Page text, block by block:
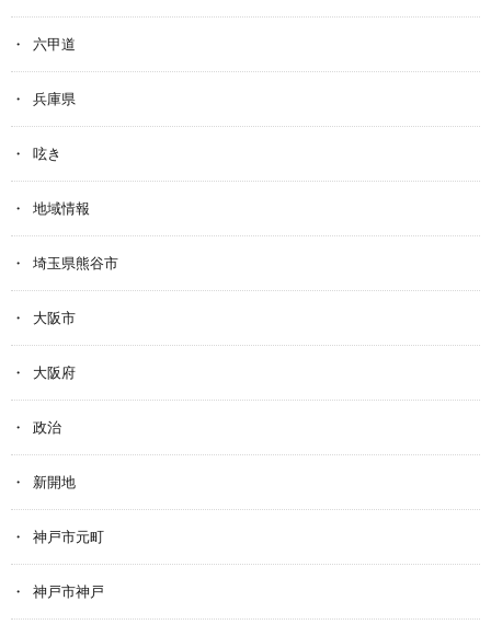
六甲道
兵庫県
呟き
地域情報
埼玉県熊谷市
大阪市
大阪府
政治
新開地
神戸市元町
神戸市神戸